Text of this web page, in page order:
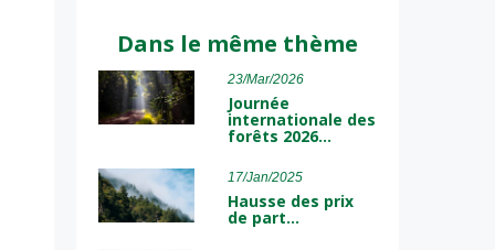
Dans le même thème
23/Mar/2026
Journée
internationale des
forêts 2026…
17/Jan/2025
Hausse des prix
de part…